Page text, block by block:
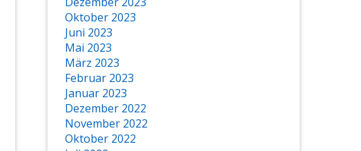
Oktober 2023
Juni 2023
Mai 2023
März 2023
Februar 2023
Januar 2023
Dezember 2022
November 2022
Oktober 2022